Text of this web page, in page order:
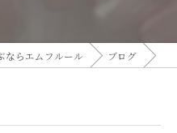
ならエムフルール ブログ